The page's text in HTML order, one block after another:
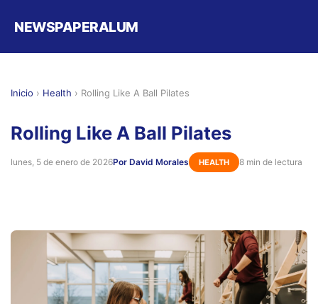
NEWSPAPERALUM
Inicio › Health › Rolling Like A Ball Pilates
Rolling Like A Ball Pilates
lunes, 5 de enero de 2026Por David Morales HEALTH 8 min de lectura